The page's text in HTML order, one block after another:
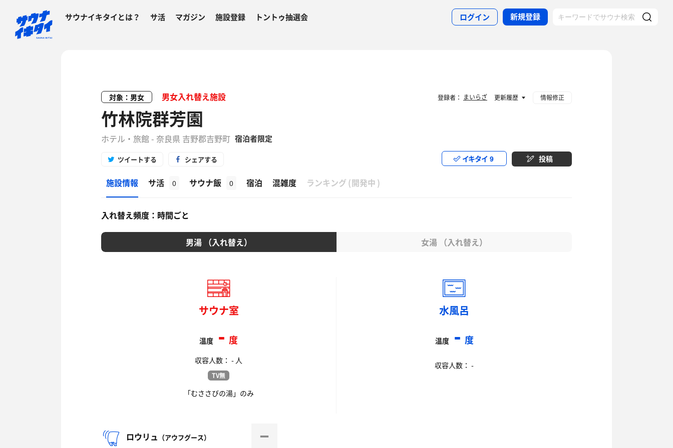
サウナイキタイとは？ サ活 マガジン 施設登録 トントゥ抽選会 ログイン 新規登録
対象：男女 男女入れ替え施設
竹林院群芳園
ホテル・旅館 - 奈良県 吉野郡吉野町 宿泊者限定
ツイートする シェアする イキタイ 9 投稿
施設情報 サ活 0 サウナ飯 0 宿泊 混雑度 ランキング (開発中 )
入れ替え頻度：時間ごと
男湯 （入れ替え） 女湯 （入れ替え）
サウナ室
温度 -度
収容人数： - 人
TV無
「むささびの湯」のみ
水風呂
温度-度
収容人数： -
ロウリュ （アウフグース）
登録者： まいらざ 更新履歴 情報修正